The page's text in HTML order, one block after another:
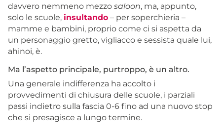
davvero nemmeno mezzo saloon, ma, appunto,
solo le scuole, insultando – per soperchieria –
mamme e bambini, proprio come ci si aspetta da
un personaggio gretto, vigliacco e sessista quale lui,
ahinoi, è.
Ma l’aspetto principale, purtroppo, è un altro.
Una generale indifferenza ha accolto i
provvedimenti di chiusura delle scuole, i parziali
passi indietro sulla fascia 0-6 fino ad una nuovo stop
che si presagisce a lungo termine.